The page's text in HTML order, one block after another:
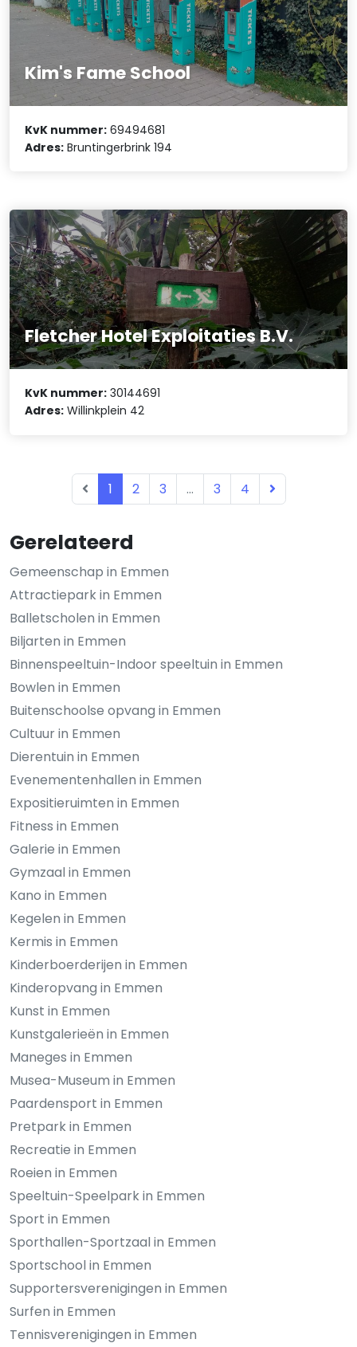
Gerelateerd
Gemeenschap in Emmen
Attractiepark in Emmen
Balletscholen in Emmen
Biljarten in Emmen
Binnenspeeltuin-Indoor speeltuin in Emmen
Bowlen in Emmen
Buitenschoolse opvang in Emmen
Cultuur in Emmen
Dierentuin in Emmen
Evenementenhallen in Emmen
Expositieruimten in Emmen
Fitness in Emmen
Galerie in Emmen
Gymzaal in Emmen
Kano in Emmen
Kegelen in Emmen
Kermis in Emmen
Kinderboerderijen in Emmen
Kinderopvang in Emmen
Kunst in Emmen
Kunstgalerieën in Emmen
Maneges in Emmen
Musea-Museum in Emmen
Paardensport in Emmen
Pretpark in Emmen
Recreatie in Emmen
Roeien in Emmen
Speeltuin-Speelpark in Emmen
Sport in Emmen
Sporthallen-Sportzaal in Emmen
Sportschool in Emmen
Supportersverenigingen in Emmen
Surfen in Emmen
Tennisverenigingen in Emmen
Kim's Fame School
KvK nummer: 69494681
Adres: Bruntingerbrink 194
Fletcher Hotel Exploitaties B.V.
KvK nummer: 30144691
Adres: Willinkplein 42
1 2 3 ... 3 4